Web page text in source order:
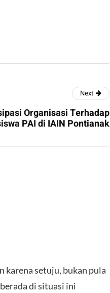
Next
Organisasi Terhadap
PAI di IAIN Pontianak
karena setuju, bukan pula
di situasi ini